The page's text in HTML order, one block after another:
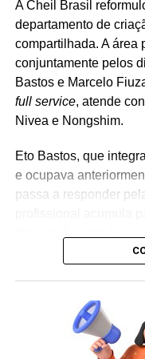
A Cheil Brasil
departamento de
compartilhada. A área
conjuntamente pelos
Bastos e Marcelo
full service, atende
Nivea e Nongshim.
Eto Bastos, que
e ocupava
passa a responder
Já Marcelo Fiuza
casa entre 2023 e
Fiuza reúne
Mutato, Publicis